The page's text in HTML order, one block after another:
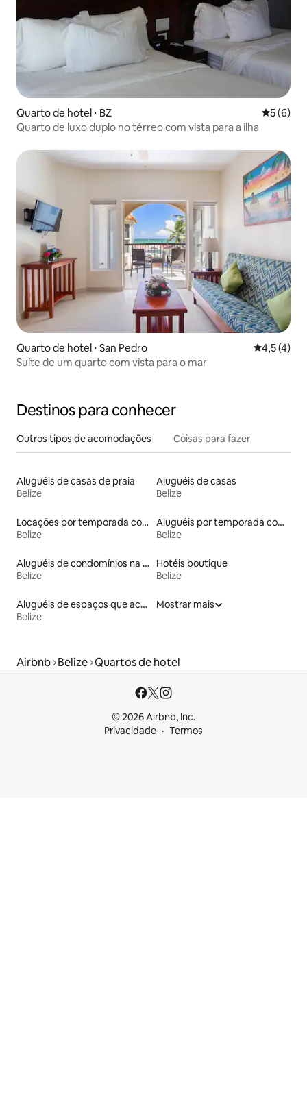
Quarto de hotel ⋅ BZ 5 de
5 (6)
Quarto de luxo duplo no térreo com vista para a ilha
Quarto de hotel ⋅ San Pedro 4,5 de
4,5 (4)
Suíte de um quarto com vista para o mar
Destinos para conhecer
Outros tipos de acomodações Coisas para fazer
Aluguéis de casas de praia
Belize
Aluguéis de casas
Belize
Locações por temporada com piscina
Belize
Aluguéis por temporada com acesso à praia
Belize
Aluguéis de condomínios na praia
Belize
Hotéis boutique
Belize
Aluguéis de espaços que aceitam animais de estimação
Belize
Mostrar mais
Airbnb Belize Quartos de hotel
© 2026 Airbnb, Inc.
Privacidade
Termos